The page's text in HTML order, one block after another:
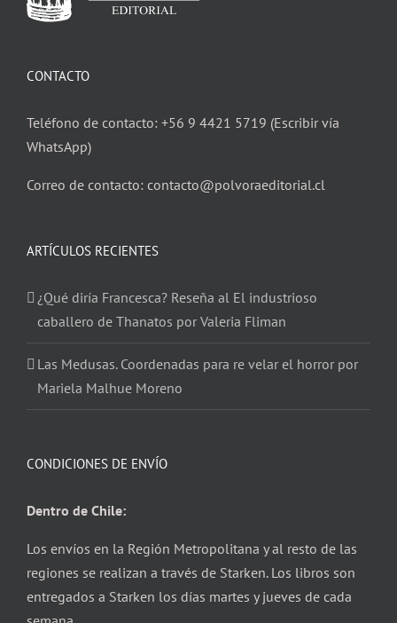
CONTACTO
Teléfono de contacto: +56 9 4421 5719 (Escribir vía
WhatsApp)
Correo de contacto: contacto@polvoraeditorial.cl
ARTÍCULOS RECIENTES
¿Qué diría Francesca? Reseña al El industrioso
caballero de Thanatos por Valeria Fliman
Las Medusas. Coordenadas para re velar el horror por
Mariela Malhue Moreno
CONDICIONES DE ENVÍO
Dentro de Chile:
Los envíos en la Región Metropolitana y al resto de las
regiones se realizan a través de Starken. Los libros son
entregados a Starken los días martes y jueves de cada